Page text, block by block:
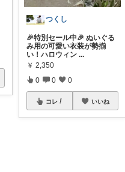
つくし
🎉特別セール中🎉 ぬいぐる
み用の可愛い衣装が勢揃
い！ハロウィン ...
￥ 2,350
0 0 0
コレ いいね